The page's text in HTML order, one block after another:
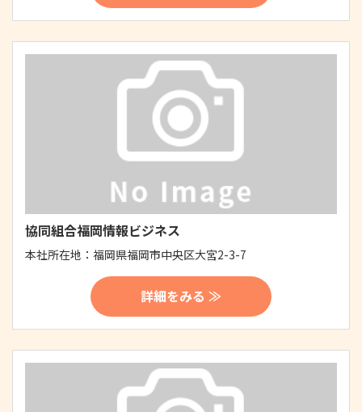
協同組合福岡情報ビジネス
本社所在地： 福岡県福岡市中央区大宮2-3-7
詳細をみる ≫